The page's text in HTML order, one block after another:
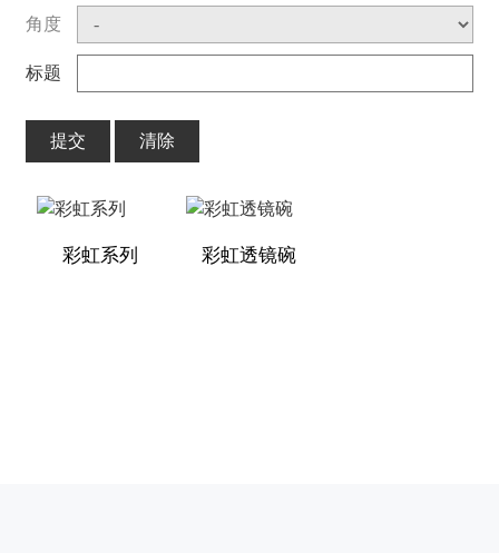
角度
标题
提交 清除
彩虹系列 彩虹透镜碗